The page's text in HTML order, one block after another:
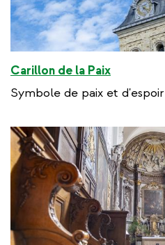
Carillon de la Paix
Symbole de paix et d'espoir